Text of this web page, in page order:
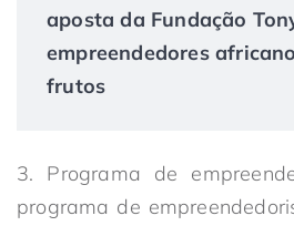
aposta da Fundação
empreendedores
frutos
3. Programa de
programa de